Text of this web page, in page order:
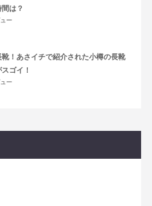
は？
ー
！あさイチで紹介された小樽の長靴
ゴイ！
ー